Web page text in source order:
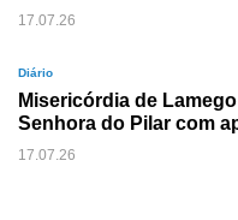
17.07.26
Diário
Misericórdia de
Senhora do Pilar com
17.07.26